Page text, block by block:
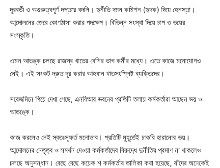
দূরবর্তী ও অগুরুত্বপূর্ণ দপ্তরে বদলি। দুর্নীতি দমন কমিশন (দুদক) দিয়ে হেনস্তা।
আন্দোলনের জেরে কোণঠাসা করার পদক্ষেপ। বিভিন্ন সংস্থা দিয়ে চাপ ও ভয়ের
সংস্কৃতি।
এমন আতঙ্ক চলছে রাজস্ব খাতের বেশির ভাগ কর্মীর মধ্যে। এতে কাজে মনোযোগও
নেই। এই সংকট দ্রুত দূর করার আহবান খাতসংশ্লিষ্ট ব্যক্তিদের।
সরেজমিনে গিয়ে দেখা গেছে, এনবিআর ভবনের প্রতিটি তলায় কর্মকর্তারা আছেন ভয় ও
আতঙ্কে।
কাজ করলেও নেই স্বতঃস্ফূর্ত মনোভাব। প্রতিটি মুহূর্তেই চাকরি হারানোর ভয়।
আন্দোলনের নেতৃত্ব ও সমর্থন দেওয়া কর্মকর্তাদের বিরুদ্ধে দুর্নীতির প্রমাণ না থাকলেও
চলছে অনুসন্ধান। বেছে বেছে কয়েক শ কর্মকর্তার তালিকা করা হয়েছে, যাঁদের অনেকেই